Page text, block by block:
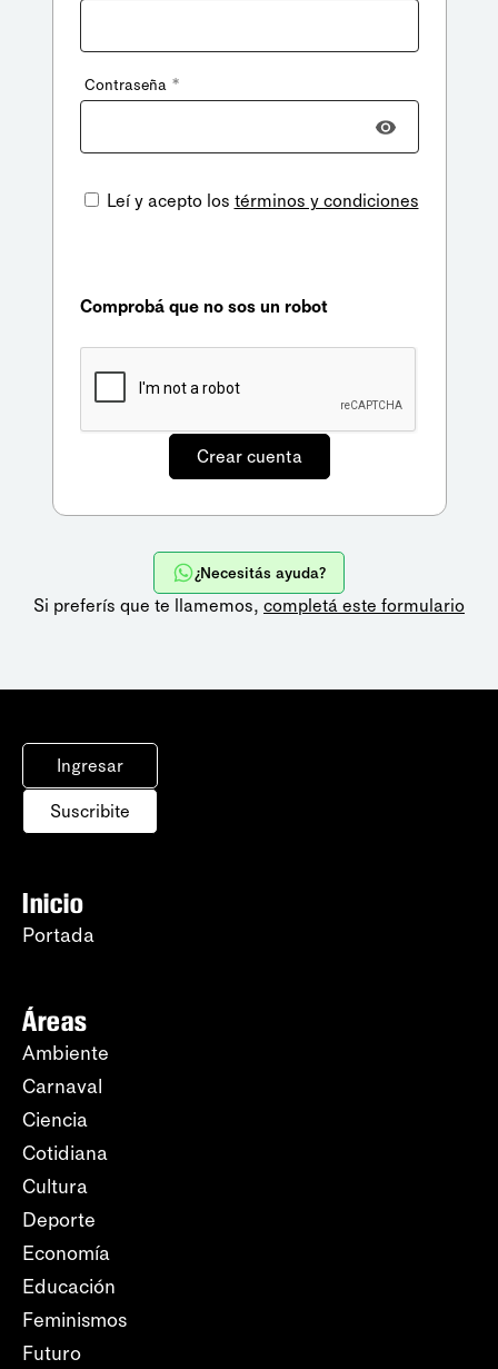
Contraseña *
Leí y acepto los términos y condiciones
Comprobá que no sos un robot
¿Necesitás ayuda?
Si preferís que te llamemos, completá este formulario
Ingresar
Suscribite
Inicio
Portada
Áreas
Ambiente
Carnaval
Ciencia
Cotidiana
Cultura
Deporte
Economía
Educación
Feminismos
Futuro